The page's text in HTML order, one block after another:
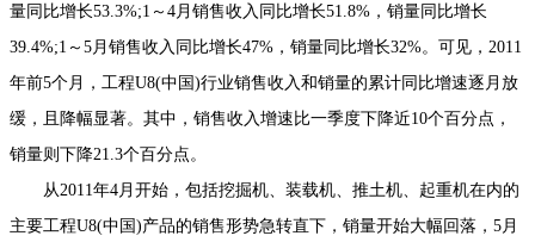
量同比增长53.3%;1～4月销售收入同比增长51.8%，销量同比增长
39.4%;1～5月销售收入同比增长47%，销量同比增长32%。可见，2011
年前5个月，工程U8(中国)行业销售收入和销量的累计同比增速逐月放
缓，且降幅显著。其中，销售收入增速比一季度下降近10个百分点，
销量则下降21.3个百分点。
从2011年4月开始，包括挖掘机、装载机、推土机、起重机在内的
主要工程U8(中国)产品的销售形势急转直下，销量开始大幅回落，5月